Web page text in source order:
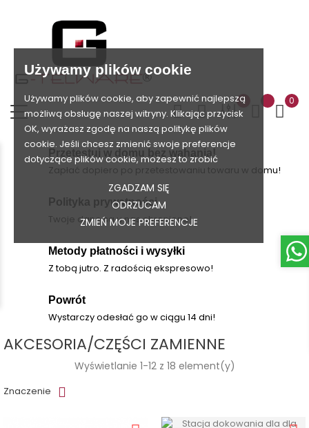
Używamy plików cookie
Używamy plików cookie, aby zapewnić najlepszą
możliwą obsługę naszej witryny. Klikając przycisk
OK, wyrażasz zgodę na naszą politykę plików
cookie. Jeśli chcesz zmienić swoje preferencje
dotyczące plików cookie, możesz to zrobić
ZGADZAM SIĘ
ODRZUCAM
ZMIEŃ MOJE PREFERENCJE
0 0
Przetestuj w domu bez wahania!
Zapłać dopiero po przetestowaniu towaru w domu!
Polityka prywatności
Twoje dane są u nas chronione!
Metody płatności i wysyłki
Z tobą jutro. Z radością ekspresowo!
Powrót
Wystarczy odesłać go w ciągu 14 dni!
AKCESORIA/CZĘŚCI ZAMIENNE
Znaczenie
Wyświetlanie 1-12 z 18 element(y)